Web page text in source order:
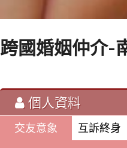
跨國婚姻仲介-
個人資料
交友意象 互訴終身